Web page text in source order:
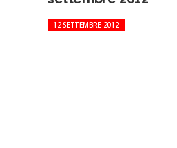
12 SETTEMBRE 2012